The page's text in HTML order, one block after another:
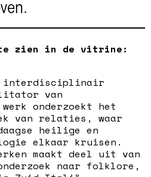
zien in de vitrine:
interdisciplinair
van
onderzoekt het
van relaties, waar
heilige en
elkaar kruisen.
maakt deel uit van
naar folklore,